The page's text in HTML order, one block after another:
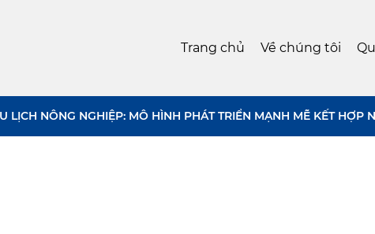
Trang chủ Về chúng tôi
LỊCH NÔNG NGHIỆP: MÔ HÌNH PHÁT TRIỂN MẠNH MẼ KẾT HỢP